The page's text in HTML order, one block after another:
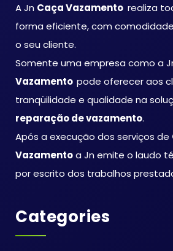
A Jn Caça Vazamento realiza
forma eficiente, com
o seu cliente.
Somente uma empresa como a
Vazamento pode oferecer aos
tranqüilidade e qualidade na
reparação de vazamento.
Após a execução dos serviços de
Vazamentoa Jn emite o laudo
por escrito dos trabalhos
Categories